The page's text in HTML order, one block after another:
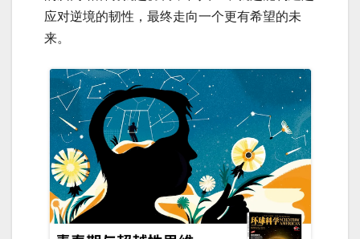
应对逆境的韧性，最终走向一个更有希望的未
来。